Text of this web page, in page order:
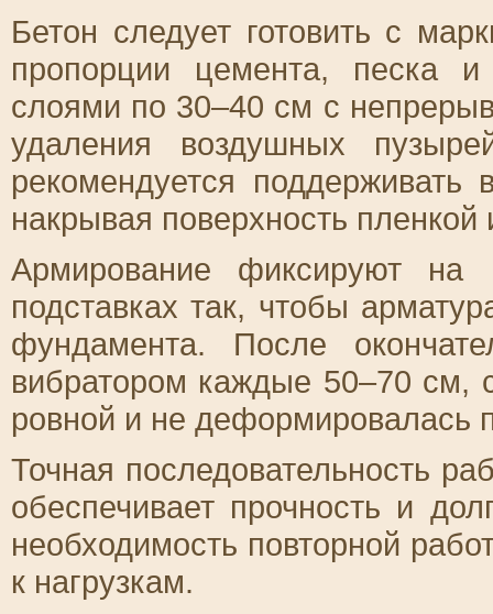
Бетон следует готовить с
пропорции цемента, песка
слоями по 30–40 см с
удаления воздушных
рекомендуется
накрывая поверхность
Армирование фиксируют на
подставках так, чтобы
фундамента. После
вибратором каждые 50–70 см,
ровной и не деформировалась
Точная последовательность
обеспечивает прочность и
необходимость повторной
к нагрузкам.